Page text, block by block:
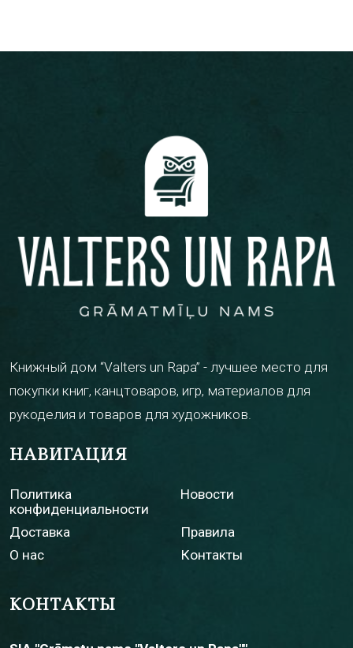
Книжный дом “Valters un Rapa” - лучшее место для
покупки книг, канцтоваров, игр, материалов для
рукоделия и товаров для художников.
НАВИГАЦИЯ
Политика
конфиденциальности
Новости
Доставка
Правила
О нас
Контакты
КОНТАКТЫ